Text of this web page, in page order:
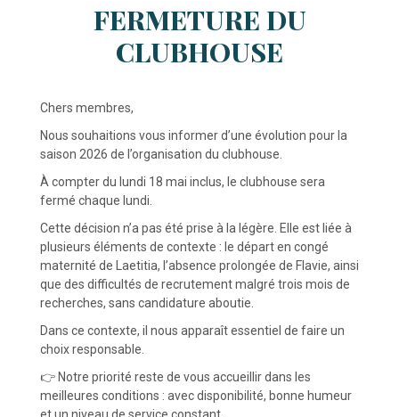
FERMETURE DU
CLUBHOUSE
Chers membres,
Nous souhaitions vous informer d’une évolution pour la
saison 2026 de l’organisation du clubhouse.
À compter du lundi 18 mai inclus, le clubhouse sera
fermé chaque lundi.
Cette décision n’a pas été prise à la légère. Elle est liée à
plusieurs éléments de contexte : le départ en congé
maternité de Laetitia, l’absence prolongée de Flavie, ainsi
que des difficultés de recrutement malgré trois mois de
recherches, sans candidature aboutie.
Dans ce contexte, il nous apparaît essentiel de faire un
choix responsable.
👉 Notre priorité reste de vous accueillir dans les
meilleures conditions : avec disponibilité, bonne humeur
et un niveau de service constant.